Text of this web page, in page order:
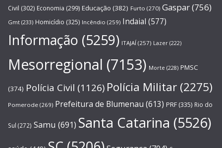
Civil (302) Economia (299) Educação (382) Furto (270) Gaspar(756)
Gmt (233) Homicídio (325) Incêndio (259) Indaial (577)
Informação (5259) ITAJAÍ (257) Lazer (222)
Mesorregional (7153) Morte (228) PMSC
(374) Polícia Civil (1126) Polícia Militar (2275)
Pomerode (269) Prefeitura de Blumenau (613) PRF (335) Rio do
Sul (272) Samu (691) Santa Catarina (5526)